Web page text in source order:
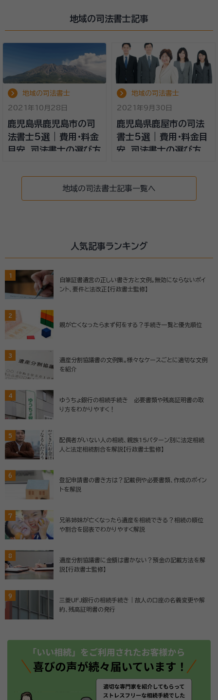
地域の司法書士記事
地域の司法書士
2021年10月28日
鹿児島県鹿児島市の司
法書士5選 | 費用・料金
目安、司法書士の選び方
地域の司法書士
2021年9月30日
鹿児島県鹿屋市の司法
書士5選 | 費用・料金目
安、司法書士の選び方
地域の司法書士記事一覧へ
人気記事ランキング
1
自筆証書遺言の正しい書き方と文例。無効にならないポイ
ント、要件と法改正【行政書士監修】
2
親が亡くなったらまず何をする？手続き一覧と優先順位
3
遺産分割協議書の文例集。様々なケースごとに適切な文例
を紹介
4
ゆうちょ銀行の相続手続き 必要書類や残高証明書の取
り方をわかりやすく！
5
配偶者がいない人の相続、親族15パターン別に法定相続
人と法定相続割合を解説【行政書士監修】
6
登記申請書の書き方は？記載例や必要書類、作成のポイン
トを解説
7
兄弟姉妹が亡くなったら遺産を相続できる？相続の順位
や割合を図表でわかりやすく解説
8
遺産分割協議書に金額は書かない？預金の記載方法を解
説【行政書士監修】
9
三菱UFJ銀行の相続手続き｜故人の口座の名義変更や解
約、残高証明書の発行